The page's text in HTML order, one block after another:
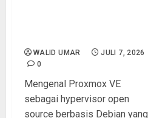
WALID UMAR
JULI 7, 2026
0
Mengenal Proxmox VE
sebagai hypervisor open
source berbasis Debian yang